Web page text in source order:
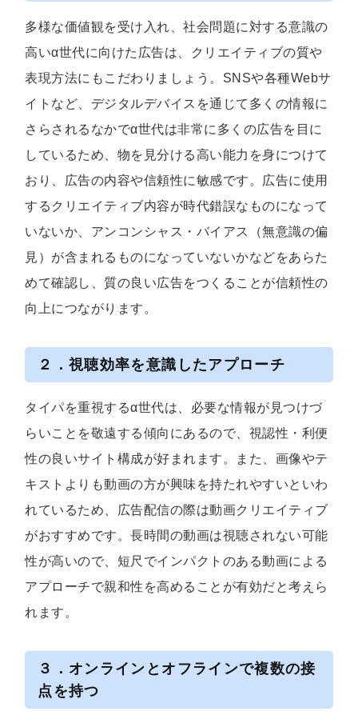
多様な価値観を受け入れ、社会問題に対する意識の
高いα世代に向けた広告は、クリエイティブの質や
表現方法にもこだわりましょう。SNSや各種Webサ
イトなど、デジタルデバイスを通じて多くの情報に
さらされるなかでα世代は非常に多くの広告を目に
しているため、物を見分ける高い能力を身につけて
おり、広告の内容や信頼性に敏感です。広告に使用
するクリエイティブ内容が時代錯誤なものになって
いないか、アンコンシャス・バイアス（無意識の偏
見）が含まれるものになっていないかなどをあらた
めて確認し、質の良い広告をつくることが信頼性の
向上につながります。
２．視聴効率を意識したアプローチ
タイパを重視するα世代は、必要な情報が見つけづ
らいことを敬遠する傾向にあるので、視認性・利便
性の良いサイト構成が好まれます。また、画像やテ
キストよりも動画の方が興味を持たれやすいといわ
れているため、広告配信の際は動画クリエイティブ
がおすすめです。長時間の動画は視聴されない可能
性が高いので、短尺でインパクトのある動画による
アプローチで親和性を高めることが有効だと考えら
れます。
３．オンラインとオフラインで複数の接
点を持つ